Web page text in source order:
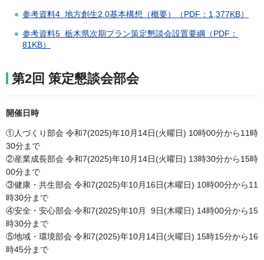
参考資料4 地方創生2.0基本構想（概要）（PDF：1,377KB）
参考資料5 栃木県次期プラン策定懇談会設置要綱（PDF：
81KB）
第2回 策定懇談会部会
開催日時
①人づくり部会 令和7(2025)年10月14日(火曜日) 10時00分から11時
30分まで
②産業成長部会 令和7(2025)年10月14日(火曜日) 13時30分から15時
00分まで
③健康・共生部会 令和7(2025)年10月16日(木曜日) 10時00分から11
時30分まで
④安全・安心部会 令和7(2025)年10月 9日(木曜日) 14時00分から15
時30分まで
⑤地域・環境部会 令和7(2025)年10月14日(火曜日) 15時15分から16
時45分まで